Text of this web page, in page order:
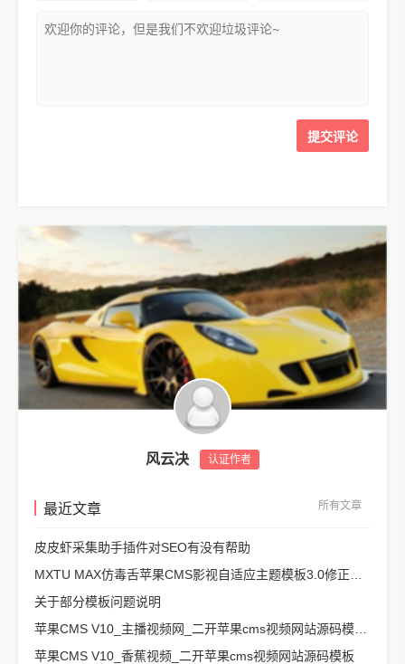
风云决 认证作者
最近文章 所有文章
皮皮虾采集助手插件对SEO有没有帮助
关于部分模板问题说明
苹果CMS V10_香蕉视频_二开苹果cms视频网站源码模板